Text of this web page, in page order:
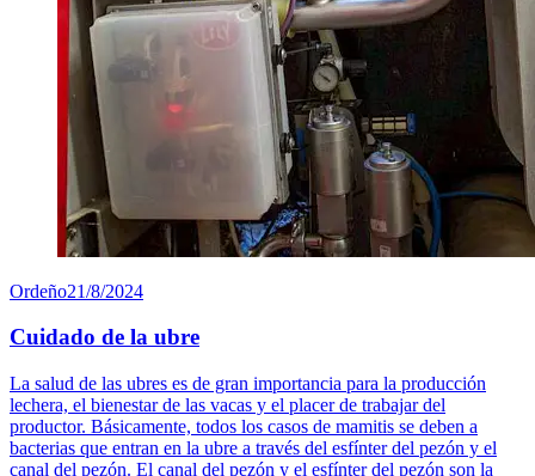
Ordeño21/8/2024
Cuidado de la ubre
La salud de las ubres es de gran importancia para la producción
lechera, el bienestar de las vacas y el placer de trabajar del
productor. Básicamente, todos los casos de mamitis se deben a
bacterias que entran en la ubre a través del esfínter del pezón y el
canal del pezón. El canal del pezón y el esfínter del pezón son la